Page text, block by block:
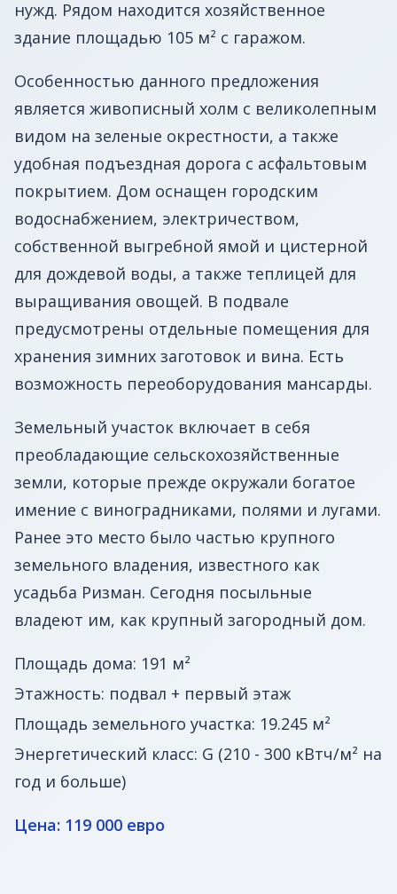
нужд. Рядом находится хозяйственное
здание площадью 105 м² с гаражом.
Особенностью данного предложения
является живописный холм с великолепным
видом на зеленые окрестности, а также
удобная подъездная дорога с асфальтовым
покрытием. Дом оснащен городским
водоснабжением, электричеством,
собственной выгребной ямой и цистерной
для дождевой воды, а также теплицей для
выращивания овощей. В подвале
предусмотрены отдельные помещения для
хранения зимних заготовок и вина. Есть
возможность переоборудования мансарды.
Земельный участок включает в себя
преобладающие сельскохозяйственные
земли, которые прежде окружали богатое
имение с виноградниками, полями и лугами.
Ранее это место было частью крупного
земельного владения, известного как
усадьба Ризман. Сегодня посыльные
владеют им, как крупный загородный дом.
Площадь дома: 191 м²
Этажность: подвал + первый этаж
Площадь земельного участка: 19.245 м²
Энергетический класс: G (210 - 300 кВтч/м² на
год и больше)
Цена: 119 000 евро